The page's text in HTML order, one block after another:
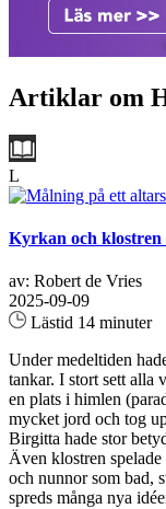
Artiklar om
L
Kyrkan och klostren
av: Robert de Vries
2025-09-09
Lästid 14 minuter
Under medeltiden
tankar. I stort sett alla
en plats i himlen
mycket jord och tog
Birgitta hade stor
Även klostren
och nunnor som bad,
spreds många nya